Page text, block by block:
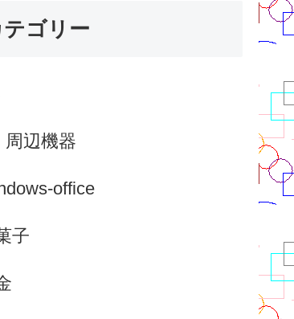
テゴリー
周辺機器
office
子